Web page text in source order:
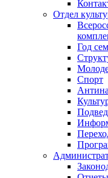
Отдел
Год
Спорт